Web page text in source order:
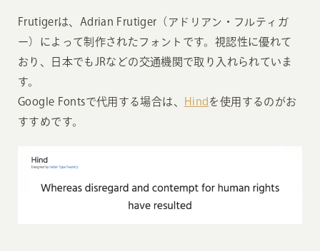
Frutigerは、Adrian Frutiger（アドリアン・フルティガ
ー）によって制作されたフォントです。視認性に優れて
おり、日本でもJRなどの交通機関で取り入れられていま
す。
Google Fontsで代用する場合は、
Hind を使用するのがお
すすめです。